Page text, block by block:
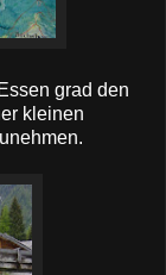
grad den
kleinen